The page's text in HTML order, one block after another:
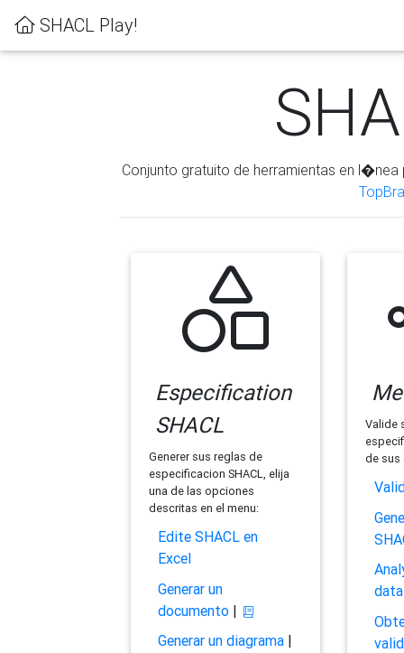
SHACL Play!
Conjunto gratuito de herramientas en
Especification
SHACL
Generer sus reglas de
especificacion SHACL, elija
una de las opciones
descritas en el menu:
Edite SHACL en
Excel
Generar un
documento|
Generar un diagrama|
Valide
de sus